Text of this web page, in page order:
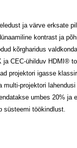
ja värve erksate
kontrast ja
kõrgharidus
ja CEC-ühilduv HDMI®
projektori igasse
projektori
umbes 20% ja
süsteemi töökindlust.